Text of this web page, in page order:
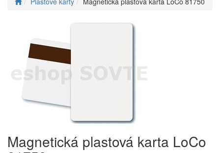
Magnetická plastová karta LoCo